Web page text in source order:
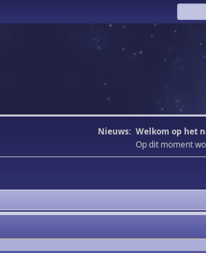
Nieuws: Welkom op het
Op dit moment